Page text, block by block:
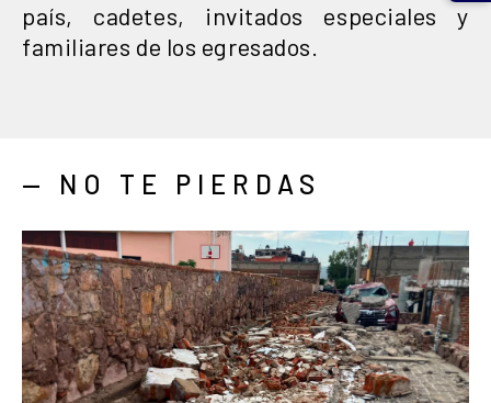
país, cadetes, invitados especiales y
familiares de los egresados.
— NO TE PIERDAS